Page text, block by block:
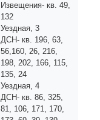
Извещения- кв. 49,
132
Уездная, 3
ДСН- кв. 196, 63,
56,160, 26, 216,
198, 202, 166, 115,
135, 24
Уездная, 4
ДСН- кв. 86, 325,
81, 106, 171, 170,